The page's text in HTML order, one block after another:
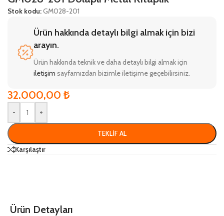
Stok kodu:GM028-201
Ürün hakkında detaylı bilgi almak için bizi
arayın.
Ürün hakkında teknik ve daha detaylı bilgi almak için
iletişim sayfamızdan bizimle iletişime geçebilirsiniz.
32.000,00 ₺
- +
TEKLIF AL
Karşılaştır
Ürün Detayları